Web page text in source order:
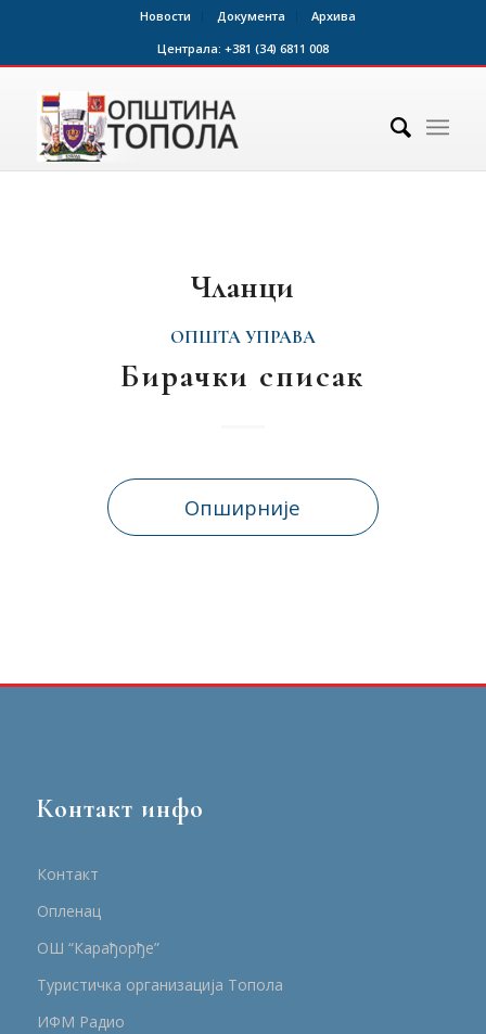
Новости Документа
Архива
Централа: +381 (34) 6811 008
Чланци
ОПШТА УПРАВА
Бирачки списак
Опширније
Контакт инфо
Контакт
Опленац
ОШ “Карађорђе”
Туристичка организација Топола
ИФМ Радио